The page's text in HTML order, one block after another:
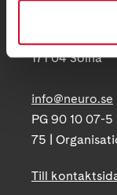
171 04 Solna
info@neuro.se
PG 90 10 07-
75 |
Till